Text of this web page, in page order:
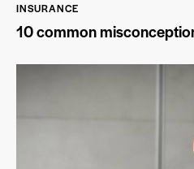
INSURANCE
10 common